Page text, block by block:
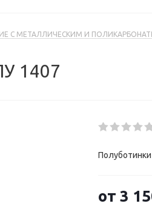
С МЕТАЛЛИЧЕСКИМ И
1407
от 3